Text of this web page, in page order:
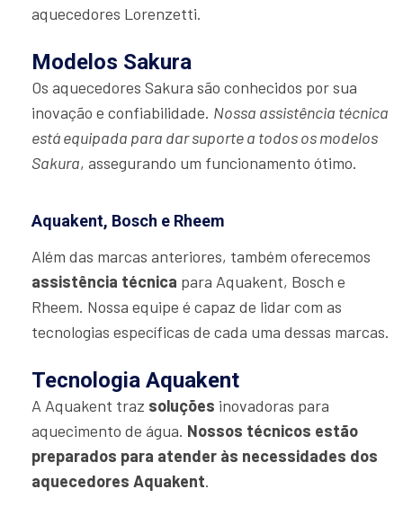
aquecedores Lorenzetti.
Modelos Sakura
Os aquecedores Sakura são conhecidos por sua
inovação e confiabilidade. Nossa assistência técnica
está equipada para dar suporte a todos os modelos
Sakura, assegurando um funcionamento ótimo.
Aquakent, Bosch e Rheem
Além das marcas anteriores, também oferecemos
assistência técnica para Aquakent, Bosch e
Rheem. Nossa equipe é capaz de lidar com as
tecnologias específicas de cada uma dessas marcas.
Tecnologia Aquakent
A Aquakent traz soluções inovadoras para
aquecimento de água. Nossos técnicos estão
preparados para atender às necessidades dos
aquecedores Aquakent.